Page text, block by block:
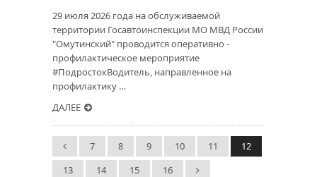
29 июля 2026 года на обслуживаемой
территории Госавтоинспекции МО МВД России
"Омутинский" проводится оперативно -
профилактическое мероприятие
#ПодростокВодитель, направленное на
профилактику …
ДАЛЕЕ
7 8 9 10 11
12
13
14 15 16